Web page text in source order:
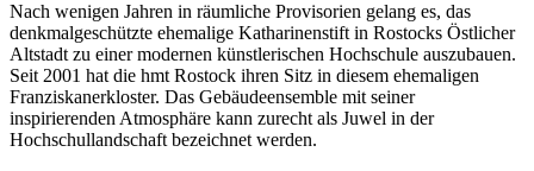
Nach wenigen Jahren in räumliche Provisorien gelang es, das
denkmalgeschützte ehemalige Katharinenstift in Rostocks Östlicher
Altstadt zu einer modernen künstlerischen Hochschule auszubauen.
Seit 2001 hat die hmt Rostock ihren Sitz in diesem ehemaligen
Franziskanerkloster. Das Gebäudeensemble mit seiner
inspirierenden Atmosphäre kann zurecht als Juwel in der
Hochschullandschaft bezeichnet werden.